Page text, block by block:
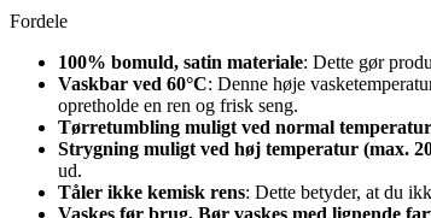
Fordele
100% bomuld, satin materiale: Dette gør
Vaskbar ved 60°C: Denne høje
opretholde en ren og frisk seng.
Tørretumbling muligt ved normal temperatur
Strygning muligt ved høj temperatur (max.
ud.
Tåler ikke kemisk rens: Dette betyder, at du
Vaskes før brug, Bør vaskes med lignende